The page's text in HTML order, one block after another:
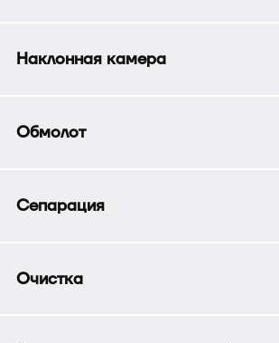
Наклонная камера
Обмолот
Сепарация
Очистка